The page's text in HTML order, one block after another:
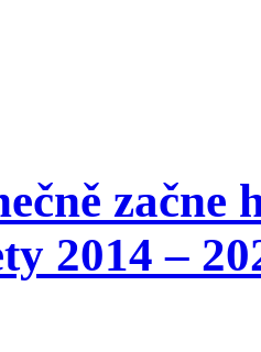
začne
2014 –